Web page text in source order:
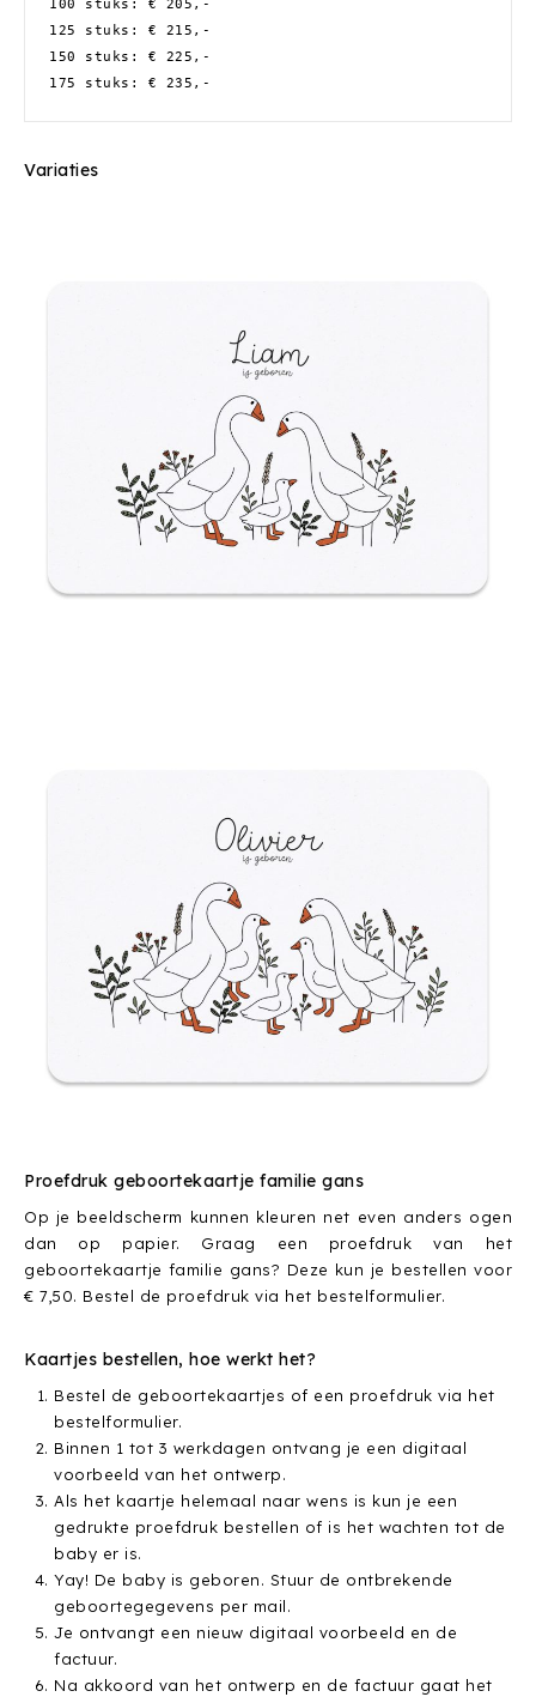
100 stuks: € 205,-
125 stuks: € 215,-
150 stuks: € 225,-
175 stuks: € 235,-
Variaties
Proefdruk geboortekaartje familie gans
Op je beeldscherm kunnen kleuren net even anders ogen
dan op papier. Graag een proefdruk van het
geboortekaartje familie gans? Deze kun je bestellen voor
€ 7,50. Bestel de proefdruk via het bestelformulier.
Kaartjes bestellen, hoe werkt het?
Bestel de geboortekaartjes of een proefdruk via het
bestelformulier.
Binnen 1 tot 3 werkdagen ontvang je een digitaal
voorbeeld van het ontwerp.
Als het kaartje helemaal naar wens is kun je een
gedrukte proefdruk bestellen of is het wachten tot de
baby er is.
Yay! De baby is geboren. Stuur de ontbrekende
geboortegegevens per mail.
Je ontvangt een nieuw digitaal voorbeeld en de
factuur.
Na akkoord van het ontwerp en de factuur gaat het